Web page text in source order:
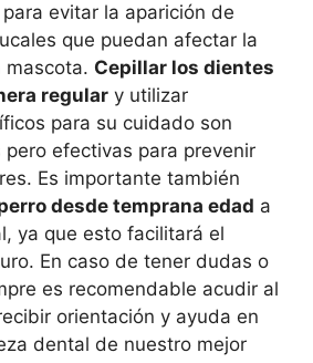
para evitar la aparición de
que puedan afectar la
mascota. Cepillar los dientes
regular y utilizar
para su cuidado son
efectivas para prevenir
Es importante también
desde temprana edad a
ya que esto facilitará el
En caso de tener dudas o
es recomendable acudir al
orientación y ayuda en
dental de nuestro mejor